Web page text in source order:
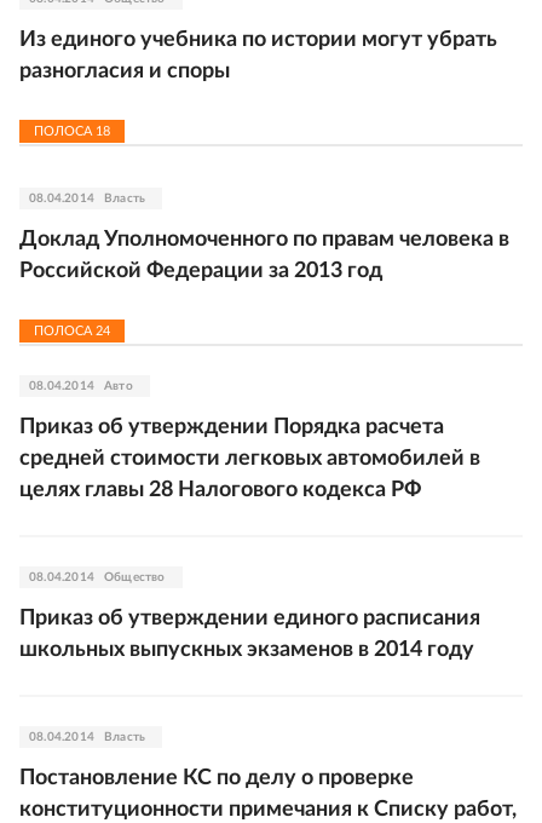
Из единого учебника по истории могут убрать
разногласия и споры
ПОЛОСА 18
08.04.2014 Власть
Доклад Уполномоченного по правам человека в
Российской Федерации за 2013 год
ПОЛОСА 24
08.04.2014 Авто
Приказ об утверждении Порядка расчета
средней стоимости легковых автомобилей в
целях главы 28 Налогового кодекса РФ
08.04.2014 Общество
Приказ об утверждении единого расписания
школьных выпускных экзаменов в 2014 году
08.04.2014 Власть
Постановление КС по делу о проверке
конституционности примечания к Списку работ,